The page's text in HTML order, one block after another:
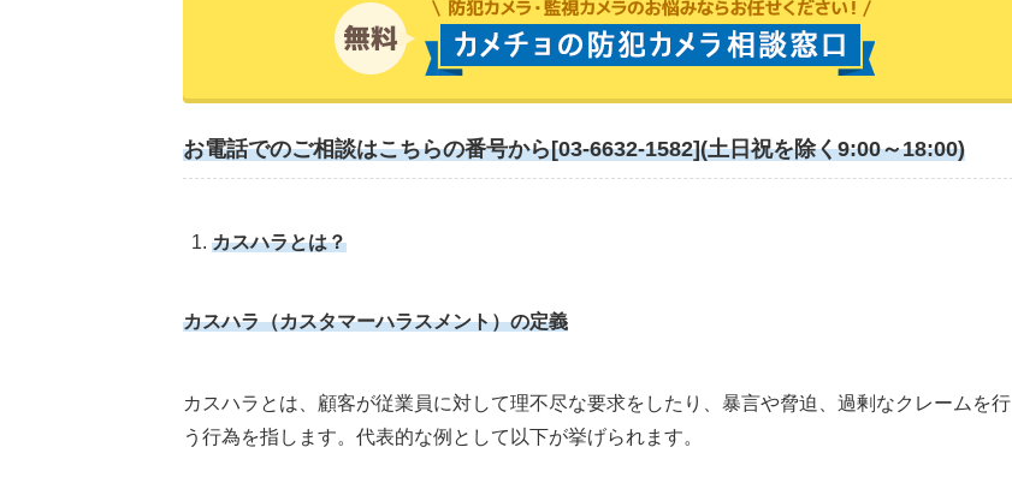
お電話でのご相談はこちらの番号から[03-6632-1582](土日祝を除く9:00～18:00)
カスハラとは？
カスハラ（カスタマーハラスメント）の定義
カスハラとは、顧客が従業員に対して理不尽な要求をしたり、暴言や脅迫、過剰なクレームを行
う行為を指します。代表的な例として以下が挙げられます。